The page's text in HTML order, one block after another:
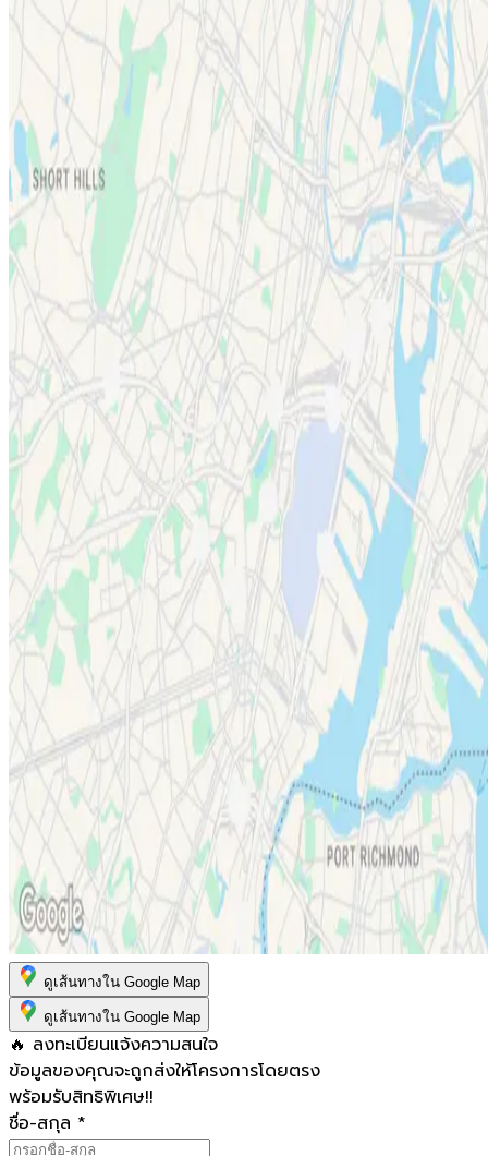
ดูเส้นทางใน Google Map
ดูเส้นทางใน Google Map
🔥 ลงทะเบียนแจ้งความสนใจ
ข้อมูลของคุณจะถูกส่งให้โครงการโดยตรง
พร้อมรับสิทธิพิเศษ!!
ชื่อ-สกุล *